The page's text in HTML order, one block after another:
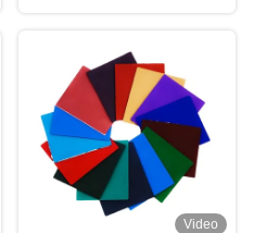
Video